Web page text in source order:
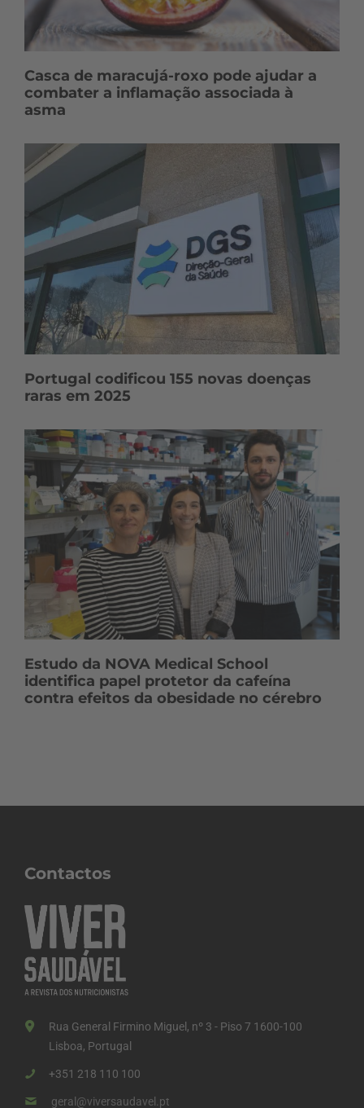
Casca de maracujá-roxo pode ajudar a
combater a inflamação associada à
asma
Portugal codificou 155 novas doenças
raras em 2025
Estudo da NOVA Medical School
identifica papel protetor da cafeína
contra efeitos da obesidade no cérebro
Contactos
Rua General Firmino Miguel, nº 3 - Piso 7 1600-100
Lisboa, Portugal
+351 218 110 100
geral@viversaudavel.pt